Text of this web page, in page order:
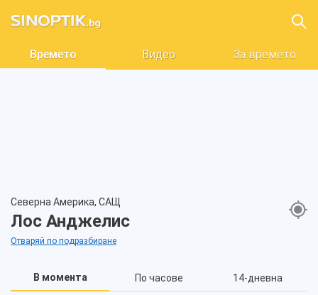
Времето Видео За времето
Северна Америка, САЩ
Лос Анджелис
Отваряй по подразбиране
В момента По часове 14-дневна